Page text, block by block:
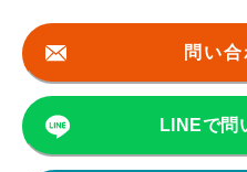
問い
LINEで問